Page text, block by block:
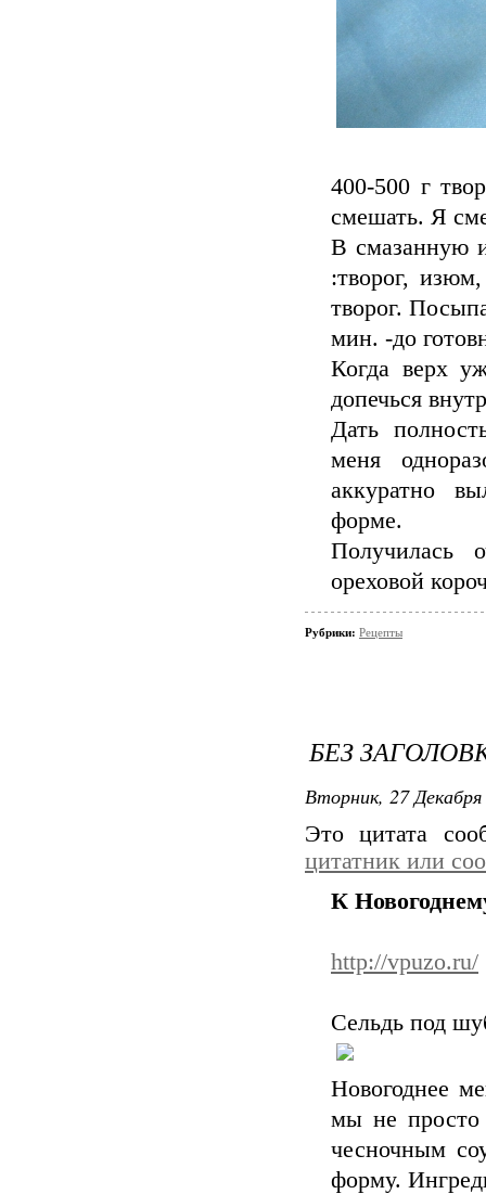
400-500 г
смешать. Я
В смазанную
:творог,
творог.
мин. -до
Когда верх
допечься
Дать
меня
аккуратно
форме.
Получилась
ореховой
Рубрики: Рецепты
БЕЗ
Вторник, 27
Это цитата
цитатник или
К
http://vpuzo.ru/
Сельдь под
Новогоднее
мы не просто
чесночным
форму.